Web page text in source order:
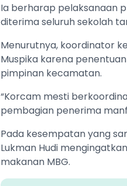
‎Ia berharap pelaksanaan
diterima seluruh sekolah
Menurutnya, koordinator
Muspika karena
pimpinan kecamatan.
‎‎“Korcam mesti
pembagian penerima
‎‎Pada kesempatan yang
Lukman Hudi
makanan MBG.